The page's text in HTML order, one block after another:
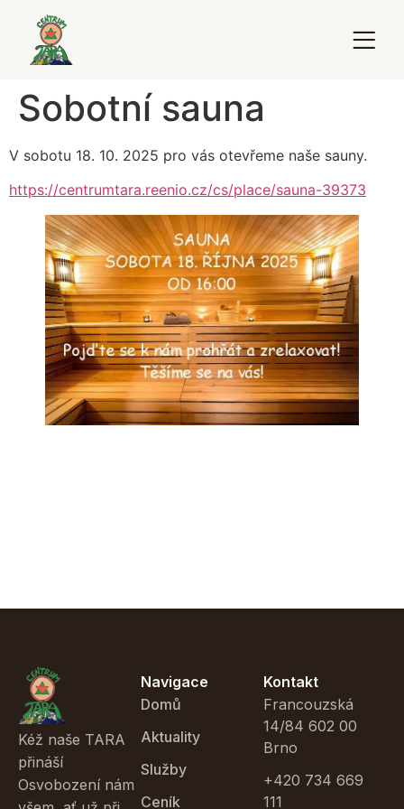
Sobotní sauna
V sobotu 18. 10. 2025 pro vás otevřeme naše sauny.
https://centrumtara.reenio.cz/cs/place/sauna-39373
Kéž naše TARA
přináší
Osvobození nám
Navigace
Domů
Aktuality
Služby
Ceník
Kontakt
Francouzská
14/84 602 00
Brno
+420 734 669
111